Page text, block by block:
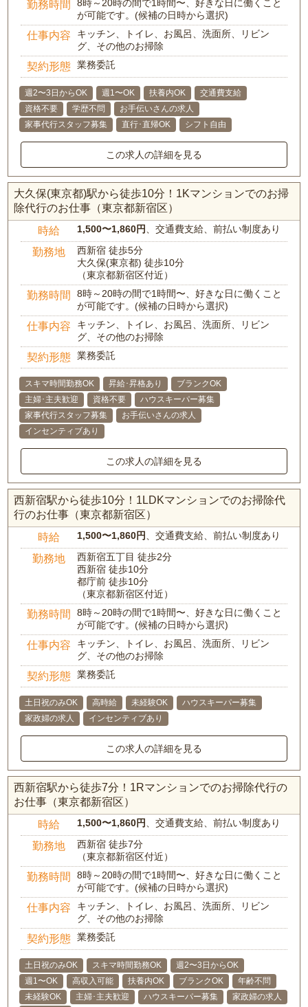
勤務時間
8時～20時の間で1時間〜、好きな日に働くこと
が可能です。(候補の日時から選択)
仕事内容
キッチン、トイレ、お風呂、洗面所、リビン
グ、その他のお掃除
契約形態 業務委託
週2〜3日からOK 週1〜OK 扶養内OK
交通費支給
資格不要
学歴不問
お手伝いさんの求人
家事代行スタッフ募集
直行･直帰OK シフト自由
この求人の詳細を見る
大久保(東京都)駅から徒歩10分！1Kマンションでのお掃
除代行のお仕事（東京都新宿区）
時給 1,500〜1,860円、交通費支給、前払い制度あり
勤務地
西新宿 徒歩5分
大久保(東京都) 徒歩10分
（東京都新宿区付近）
勤務時間
8時～20時の間で1時間〜、好きな日に働くこと
が可能です。(候補の日時から選択)
仕事内容
キッチン、トイレ、お風呂、洗面所、リビン
グ、その他のお掃除
契約形態 業務委託
スキマ時間勤務OK 昇給･昇格あり
ブランクOK
主婦･主夫歓迎
資格不要
ハウスキーパー募集
家事代行スタッフ募集
お手伝いさんの求人
インセンティブあり
この求人の詳細を見る
西新宿駅から徒歩10分！1LDKマンションでのお掃除代
行のお仕事（東京都新宿区）
時給 1,500〜1,860円、交通費支給、前払い制度あり
勤務地
西新宿五丁目 徒歩2分
西新宿 徒歩10分
都庁前 徒歩10分
（東京都新宿区付近）
勤務時間
8時～20時の間で1時間〜、好きな日に働くこと
が可能です。(候補の日時から選択)
仕事内容
キッチン、トイレ、お風呂、洗面所、リビン
グ、その他のお掃除
契約形態 業務委託
土日祝のみOK 高時給 未経験OK
ハウスキーパー募集
家政婦の求人
インセンティブあり
この求人の詳細を見る
西新宿駅から徒歩7分！1Rマンションでのお掃除代行の
お仕事（東京都新宿区）
時給 1,500〜1,860円、交通費支給、前払い制度あり
勤務地
西新宿 徒歩7分
（東京都新宿区付近）
勤務時間
8時～20時の間で1時間〜、好きな日に働くこと
が可能です。(候補の日時から選択)
仕事内容
キッチン、トイレ、お風呂、洗面所、リビン
グ、その他のお掃除
契約形態 業務委託
土日祝のみOK スキマ時間勤務OK
週2〜3日からOK
週1〜OK
高収入可能 扶養内OK ブランクOK
年齢不問
未経験OK
主婦･主夫歓迎 ハウスキーパー募集
家政婦の求人